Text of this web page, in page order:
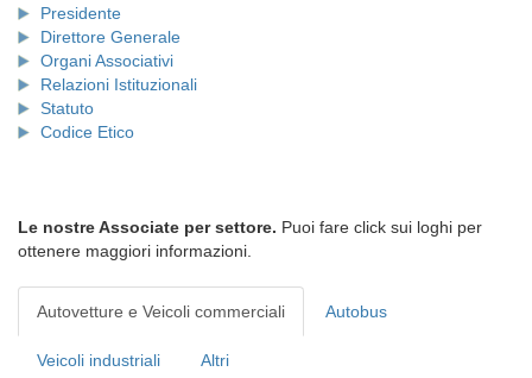
Presidente
Direttore Generale
Organi Associativi
Relazioni Istituzionali
Statuto
Codice Etico
Le nostre Associate per settore. Puoi fare click sui loghi per
ottenere maggiori informazioni.
Autovetture e Veicoli commerciali Autobus
Veicoli industriali Altri